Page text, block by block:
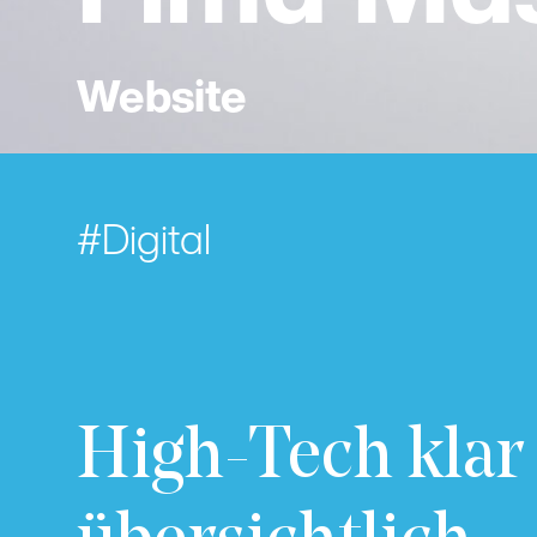
Website
Digital
High-Tech